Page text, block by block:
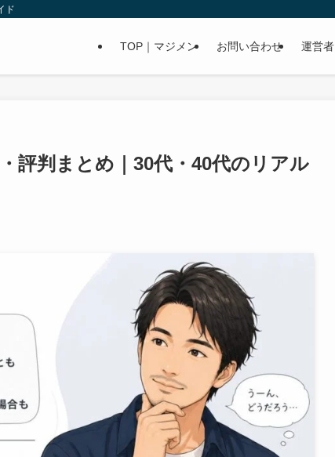
ド
TOP｜マジメン お問い合わせ 運営
評判まとめ｜30代・40代のリアル